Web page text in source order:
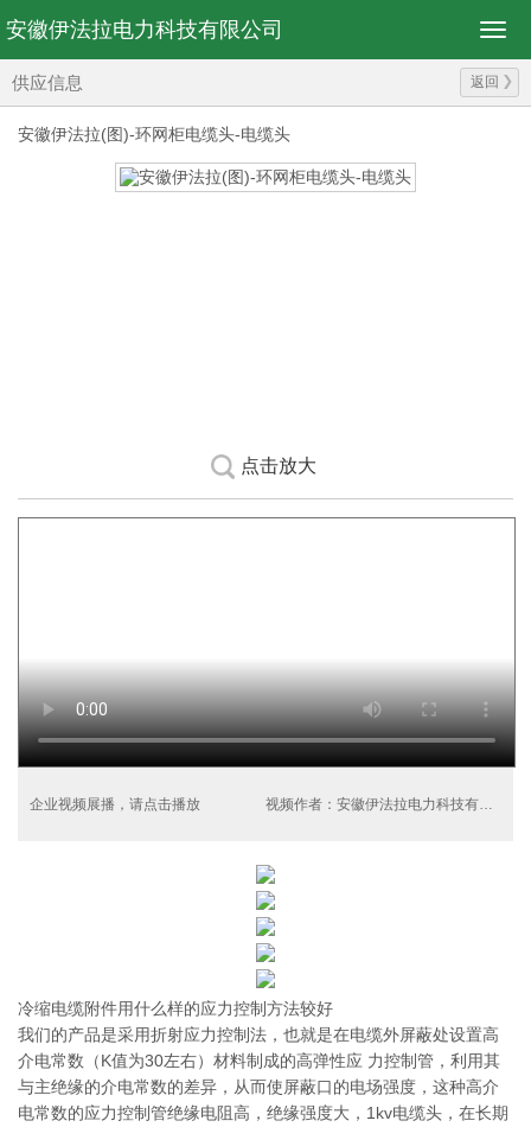
安徽伊法拉电力科技有限公司
供应信息 返回
安徽伊法拉(图)-环网柜电缆头-电缆头
点击放大
企业视频展播，请点击播放 视频作者：安徽伊法拉电力科技有限公司
冷缩电缆附件用什么样的应力控制方法较好
我们的产品是采用折射应力控制法，也就是在电缆外屏蔽处设置高
介电常数（K值为30左右）材料制成的高弹性应 力控制管，利用其
与主绝缘的介电常数的差异，从而使屏蔽口的电场强度，这种高介
电常数的应力控制管绝缘电阻高，绝缘强度大，1kv电缆头，在长期